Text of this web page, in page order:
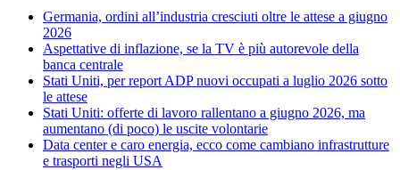
Germania, ordini all’industria cresciuti oltre le attese a giugno
2026
Aspettative di inflazione, se la TV è più autorevole della
banca centrale
Stati Uniti, per report ADP nuovi occupati a luglio 2026 sotto
le attese
Stati Uniti: offerte di lavoro rallentano a giugno 2026, ma
aumentano (di poco) le uscite volontarie
Data center e caro energia, ecco come cambiano infrastrutture
e trasporti negli USA